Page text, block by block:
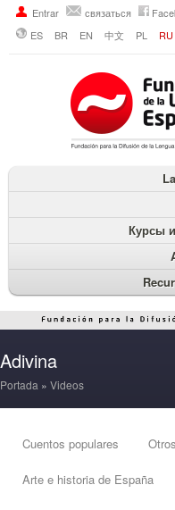
Entrar связаться
ES
BR EN 中文 PL RU
Курсы
Adivina
Portada » Videos
Cuentos populares
Arte e historia de España